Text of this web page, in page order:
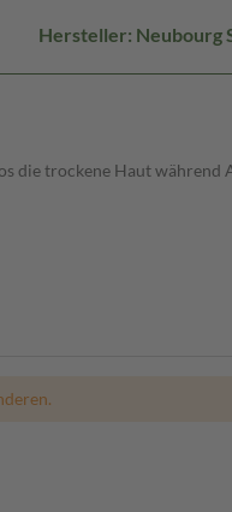
Hersteller: Neubourg
die trockene Haut